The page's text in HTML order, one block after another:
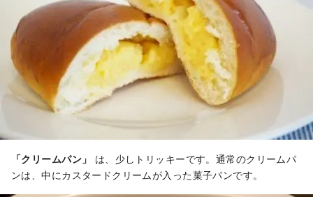
「クリームパン」
は、少しトリッキーです。通常のクリームパ
ンは、中にカスタードクリームが入った菓子パンです。